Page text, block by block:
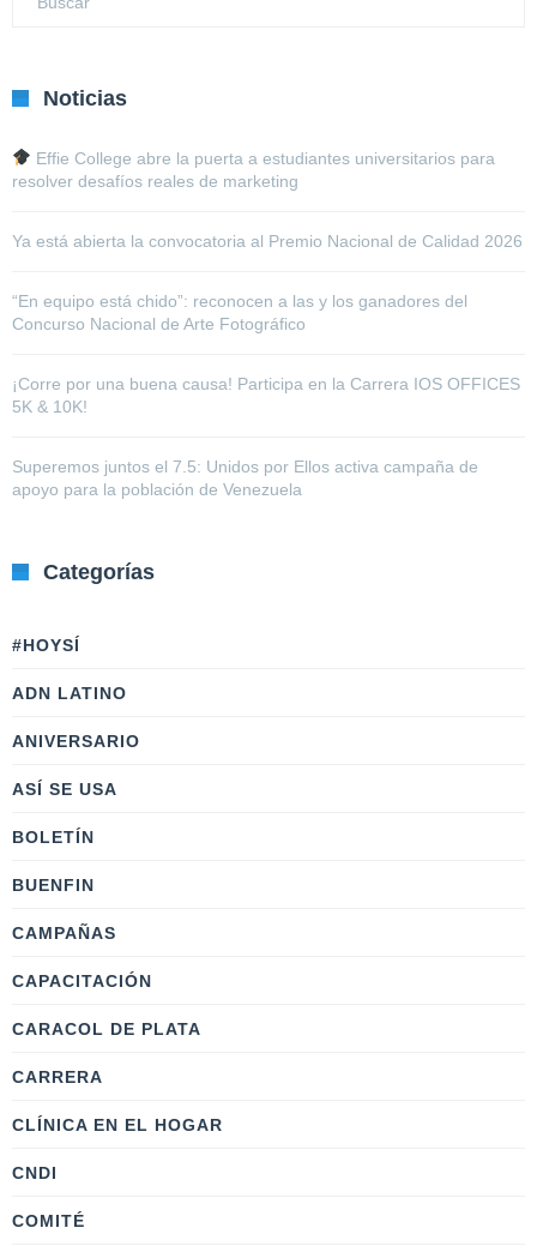
Noticias
Effie College abre la puerta a estudiantes universitarios para
resolver desafíos reales de marketing
Ya está abierta la convocatoria al Premio Nacional de Calidad 2026
“En equipo está chido”: reconocen a las y los ganadores del
Concurso Nacional de Arte Fotográfico
¡Corre por una buena causa! Participa en la Carrera IOS OFFICES
5K & 10K!
Superemos juntos el 7.5: Unidos por Ellos activa campaña de
apoyo para la población de Venezuela
Categorías
#HOYSÍ
ADN LATINO
ANIVERSARIO
ASÍ SE USA
BOLETÍN
BUENFIN
CAMPAÑAS
CAPACITACIÓN
CARACOL DE PLATA
CARRERA
CLÍNICA EN EL HOGAR
CNDI
COMITÉ